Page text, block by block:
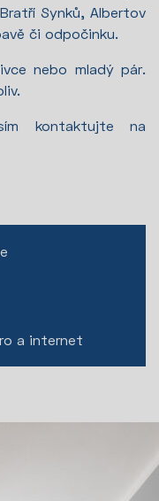
Synků, Albertov
či odpočinku.
nebo mladý pár.
kontaktujte na
a internet